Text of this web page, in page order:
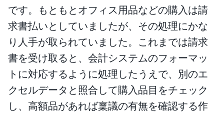
です。もともとオフィス用品などの購入は請
求書払いとしていましたが、その処理にかな
り人手が取られていました。これまでは請求
書を受け取ると、会計システムのフォーマッ
トに対応するように処理したうえで、別のエ
クセルデータと照合して購入品目をチェック
し、高額品があれば稟議の有無を確認する作